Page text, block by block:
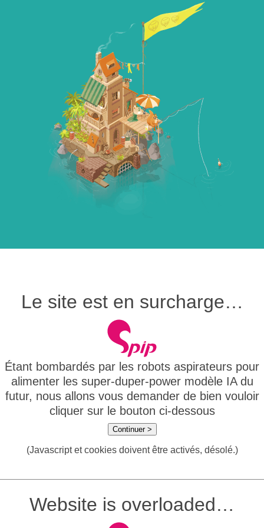
Le site est en surcharge…
Étant bombardés par les robots aspirateurs pour
alimenter les super-duper-power modèle IA du
futur, nous allons vous demander de bien vouloir
cliquer sur le bouton ci-dessous
Continuer >
(Javascript et cookies doivent être activés, désolé.)
Website is overloaded…